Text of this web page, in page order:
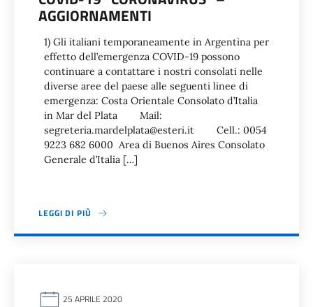
AGGIORNAMENTI
1) Gli italiani temporaneamente in Argentina per
effetto dell’emergenza COVID-19 possono
continuare a contattare i nostri consolati nelle
diverse aree del paese alle seguenti linee di
emergenza: Costa Orientale Consolato d’Italia
in Mar del Plata Mail:
segreteria.mardelplata@esteri.it Cell.: 0054
9223 682 6000 Area di Buenos Aires Consolato
Generale d’Italia […]
LEGGI DI PIÙ
25 APRILE 2020